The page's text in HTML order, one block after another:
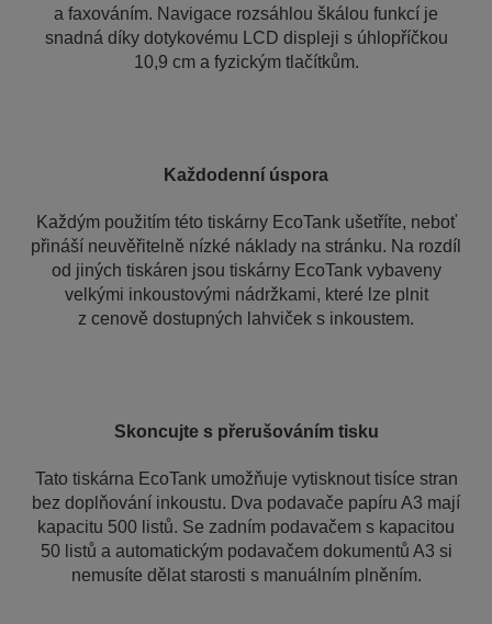
a faxováním. Navigace rozsáhlou škálou funkcí je
snadná díky dotykovému LCD displeji s úhlopříčkou
10,9 cm a fyzickým tlačítkům.
Každodenní úspora
Každým použitím této tiskárny EcoTank ušetříte, neboť
přináší neuvěřitelně nízké náklady na stránku. Na rozdíl
od jiných tiskáren jsou tiskárny EcoTank vybaveny
velkými inkoustovými nádržkami, které lze plnit
z cenově dostupných lahviček s inkoustem.
Skoncujte s přerušováním tisku
Tato tiskárna EcoTank umožňuje vytisknout tisíce stran
bez doplňování inkoustu. Dva podavače papíru A3 mají
kapacitu 500 listů. Se zadním podavačem s kapacitou
50 listů a automatickým podavačem dokumentů A3 si
nemusíte dělat starosti s manuálním plněním.